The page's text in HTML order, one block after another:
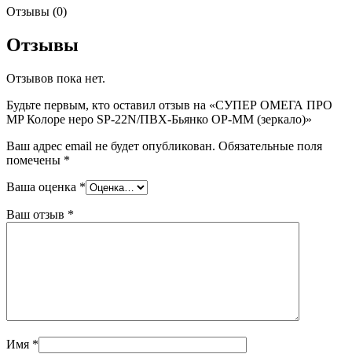
Отзывы (0)
Отзывы
Отзывов пока нет.
Будьте первым, кто оставил отзыв на «СУПЕР ОМЕГА ПРО
MP Колоре неро SP-22N/ПВХ-Бьянко OP-MM (зеркало)»
Ваш адрес email не будет опубликован. Обязательные поля
помечены *
Ваша оценка *
Ваш отзыв *
Имя *